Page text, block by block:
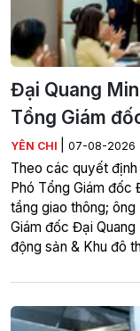
Đại Quang
Tổng Giám
YÊN CHI 07-08-2026
Theo các quyết
Phó Tổng Giám đốc
tầng giao thông;
Giám đốc Đại
động sản & Khu đô